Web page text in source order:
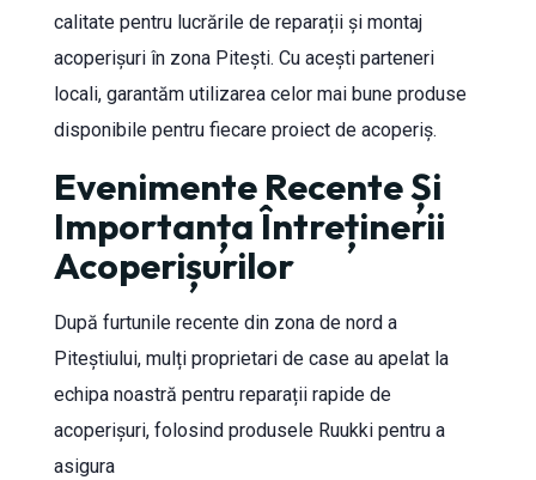
calitate pentru lucrările de reparații și montaj
acoperișuri în zona Pitești. Cu acești parteneri
locali, garantăm utilizarea celor mai bune produse
disponibile pentru fiecare proiect de acoperiș.
Evenimente Recente Și
Importanța Întreținerii
Acoperișurilor
După furtunile recente din zona de nord a
Piteștiului, mulți proprietari de case au apelat la
echipa noastră pentru reparații rapide de
acoperișuri, folosind produsele Ruukki pentru a
asigura